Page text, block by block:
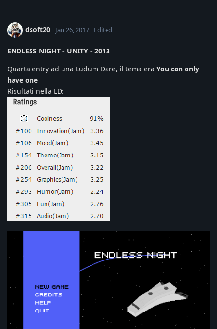
dsoft20 Jan 26, 2017 Edited
ENDLESS NIGHT - UNITY - 2013
Quarta entry ad una Ludum Dare, il tema era You can only
have one
Risultati nella LD: